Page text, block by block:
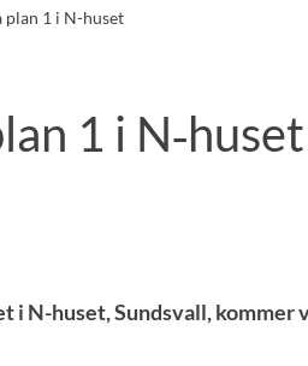
plan 1 i N-huset
1 i N‑huset
N-huset, Sundsvall, kommer